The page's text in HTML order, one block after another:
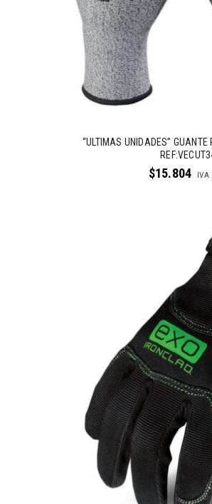
“ULTIMAS UNIDADES” GUANTE
$15.804